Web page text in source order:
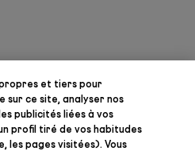
propres et tiers pour
ce site, analyser nos
publicités liées à vos
profil tiré de vos habitudes
les pages visitées). Vous